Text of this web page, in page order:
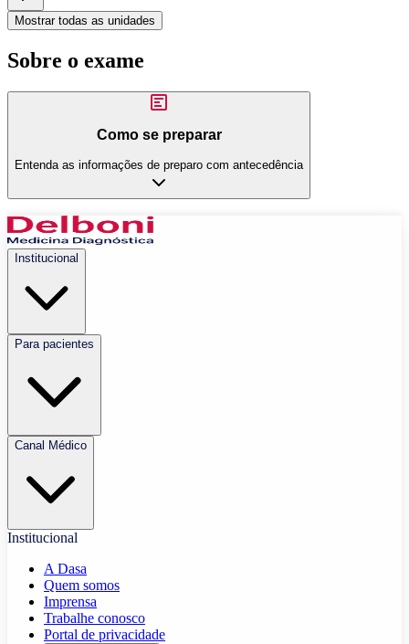
Mostrar todas as unidades
Sobre o exame
Como se preparar
Entenda as informações de preparo com antecedência
Institucional
Para pacientes
Canal Médico
Institucional
A Dasa
Quem somos
Imprensa
Trabalhe conosco
Portal de privacidade